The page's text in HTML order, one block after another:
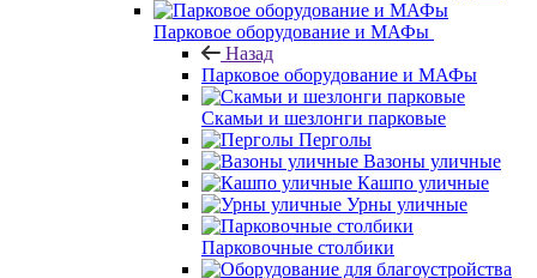
Парковое оборудование и МАФы
Назад
Парковое оборудование и МАФы
Скамьи и шезлонги парковые
Перголы
Вазоны уличные
Кашпо уличные
Урны уличные
Парковочные столбики